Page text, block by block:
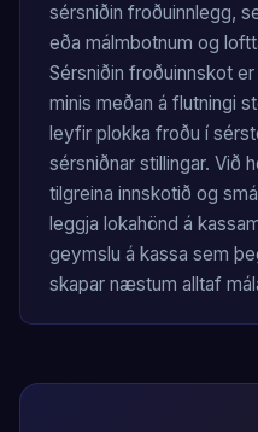
sérsniðin froðuinnlegg,
eða málmbotnum og
Sérsniðin froðuinnskot
minis meðan á flutningi
leyfir plokka froðu í
sérsniðnar stillingar. Við
tilgreina innskotið og
leggja lokahönd á
geymslu á kassa sem
skapar næstum alltaf